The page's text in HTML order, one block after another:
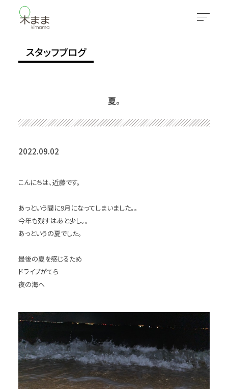
スタッフブログ
夏。
2022.09.02
こんにちは、近藤です。
あっという間に9月になってしまいました。。
今年も残すはあと少し。。
あっというの夏でした。
最後の夏を感じるため
ドライブがてら
夜の海へ